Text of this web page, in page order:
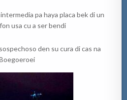
pa haya placa bek di un
usa cu a ser bendi
den su cura di cas na